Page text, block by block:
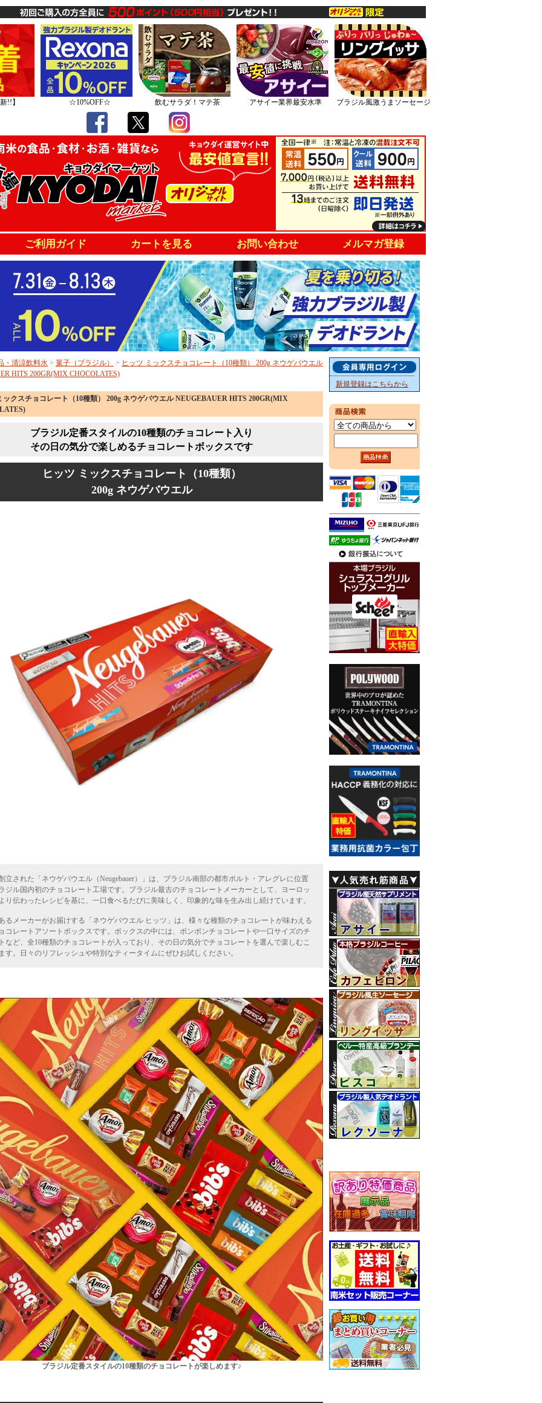
!!】 ☆10%OFF☆ 飲むサラダ！マテ茶 アサイー業界最安水準 ブラジル風激うまソーセージ
ご利用ガイド カートを見る お問い合わせ メルマガ登録
・清涼飲料水 > 菓子（ブラジル） > ヒッツ ミックスチョコレート（10種類） 200g ネウゲバウエル
HITS 200GR(MIX CHOCOLATES)
ックスチョコレート（10種類） 200g ネウゲバウエル NEUGEBAUER HITS 200GR(MIX
ブラジル定番スタイルの10種類のチョコレート入り
その日の気分で楽しめるチョコレートボックスです
ヒッツ ミックスチョコレート（10種類）
200g ネウゲバウエル
立された「ネウゲバウエル（Neugebauer）」は、ブラジル南部の都市ポルト・アレグレに位置
ジル国内初のチョコレート工場です。ブラジル最古のチョコレートメーカーとして、ヨーロッ
り伝わったレシピを基に、一口食べるたびに美味しく、印象的な味を生み出し続けています。
るメーカーがお届けする「ネウゲバウエル ヒッツ」は、様々な種類のチョコレートが味わえる
コレートアソートボックスです。ボックスの中には、ボンボンチョコレートや一口サイズのチ
など、全10種類のチョコレートが入っており、その日の気分でチョコレートを選んで楽しむこ
す。日々のリフレッシュや特別なティータイムにぜひお試しください。
ブラジル定番スタイルの10種類のチョコレートが楽しめます♪
新規登録はこちらから